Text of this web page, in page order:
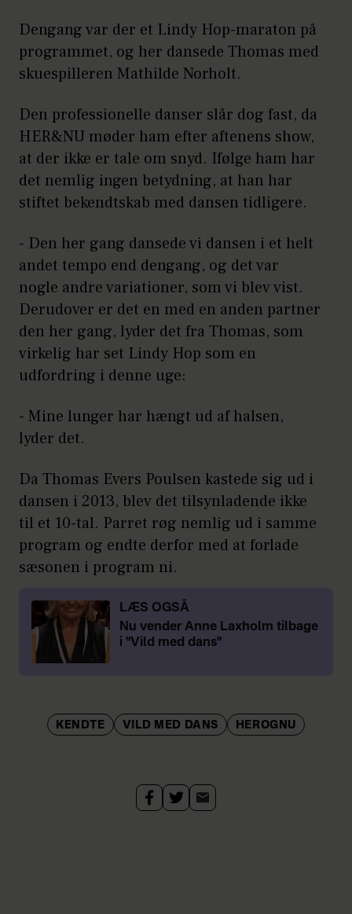
Dengang var der et Lindy Hop-maraton på
programmet, og her dansede Thomas med
skuespilleren Mathilde Norholt.
Den professionelle danser slår dog fast, da
HER&NU møder ham efter aftenens show,
at der ikke er tale om snyd. Ifølge ham har
det nemlig ingen betydning, at han har
stiftet bekendtskab med dansen tidligere.
- Den her gang dansede vi dansen i et helt
andet tempo end dengang, og det var
nogle andre variationer, som vi blev vist.
Derudover er det en med en anden partner
den her gang, lyder det fra Thomas, som
virkelig har set Lindy Hop som en
udfordring i denne uge:
- Mine lunger har hængt ud af halsen,
lyder det.
Da Thomas Evers Poulsen kastede sig ud i
dansen i 2013, blev det tilsynladende ikke
til et 10-tal. Parret røg nemlig ud i samme
program og endte derfor med at forlade
sæsonen i program ni.
LÆS OGSÅ
Nu vender Anne Laxholm tilbage
i "Vild med dans"
KENDTE VILD MED DANS HEROGNU